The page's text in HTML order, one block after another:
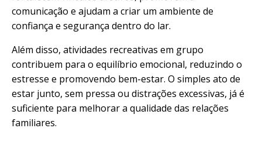
comunicação e ajudam a criar um ambiente de
confiança e segurança dentro do lar.
Além disso, atividades recreativas em grupo
contribuem para o equilíbrio emocional, reduzindo o
estresse e promovendo bem-estar. O simples ato de
estar junto, sem pressa ou distrações excessivas, já é
suficiente para melhorar a qualidade das relações
familiares.